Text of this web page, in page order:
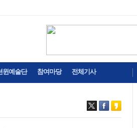
윈예술단 참여마당 전체기사